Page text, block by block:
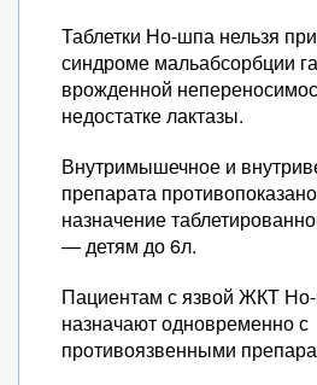
Таблетки Но-шпа нельзя
синдроме мальабсорбции
врожденной
недостатке лактазы.
Внутримышечное и
препарата
назначение
— детям до 6л.
Пациентам с язвой ЖКТ
назначают одновременно с
противоязвенными